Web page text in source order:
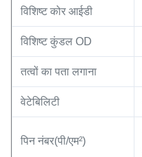
विशिष्ट कोर आईडी
विशिष्ट कुंडल OD
तत्वों का पता लगाना
वेटेबिलिटी
पिन नंबर(पी/एम²)